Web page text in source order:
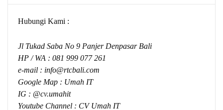
Hubungi Kami :
Jl Tukad Saba No 9 Panjer Denpasar Bali
HP / WA : 081 999 077 261
e-mail : info@rtcbali.com
Google Map : Umah IT
IG : @cv.umahit
Youtube Channel : CV Umah IT